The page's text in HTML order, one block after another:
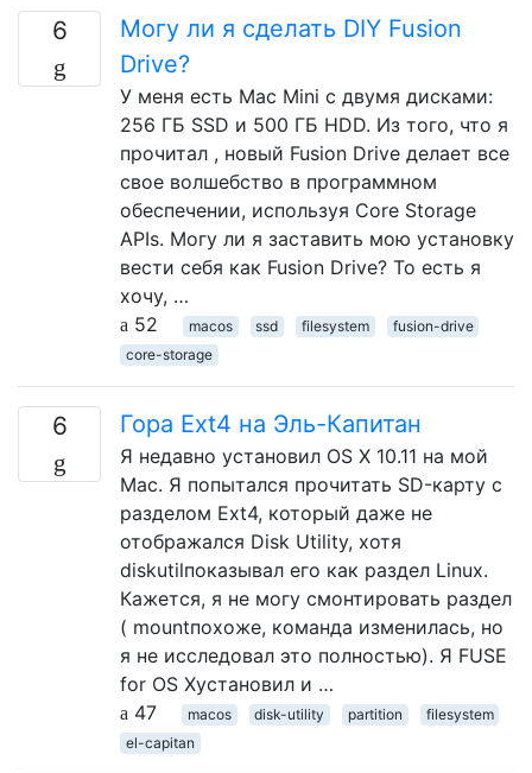
6
Могу ли я сделать DIY Fusion
Drive?
У меня есть Mac Mini с двумя дисками:
256 ГБ SSD и 500 ГБ HDD. Из того, что я
прочитал , новый Fusion Drive делает все
свое волшебство в программном
обеспечении, используя Core Storage
APIs. Могу ли я заставить мою установку
вести себя как Fusion Drive? То есть я
хочу, …
52
macos ssd filesystem
fusion-drive
core-storage
6 Гора Ext4 на Эль-Капитан
Я недавно установил OS X 10.11 на мой
Mac. Я попытался прочитать SD-карту с
разделом Ext4, который даже не
отображался Disk Utility, хотя
diskutilпоказывал его как раздел Linux.
Кажется, я не могу смонтировать раздел
( mountпохоже, команда изменилась, но
я не исследовал это полностью). Я FUSE
for OS Xустановил и …
47
macos disk-utility partition
filesystem
el-capitan